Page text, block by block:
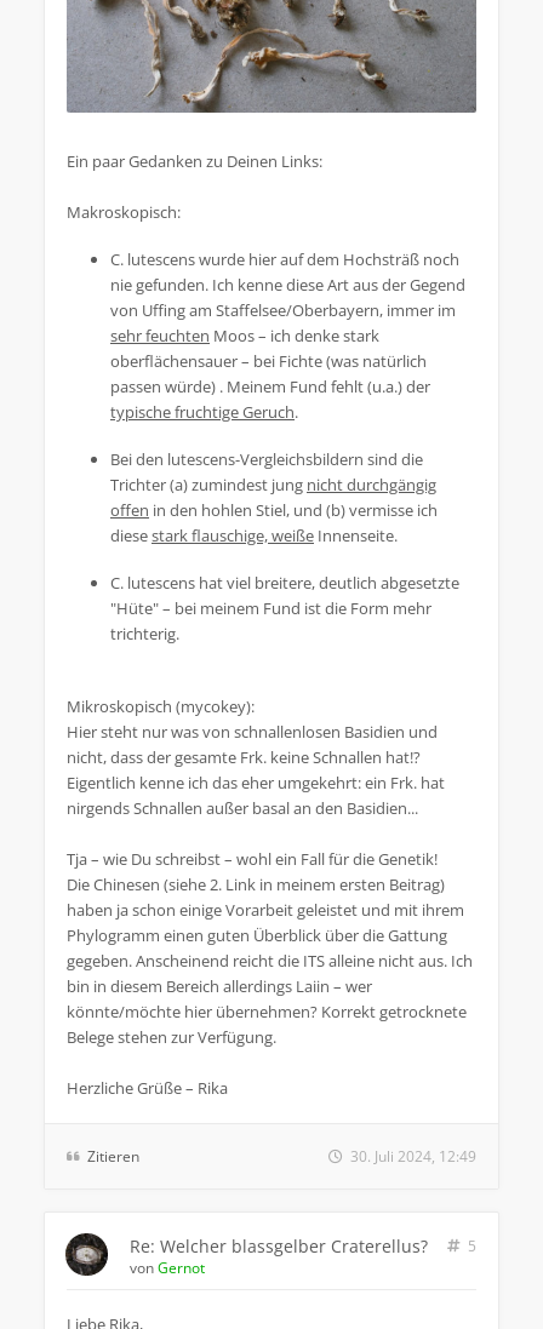
Ein paar Gedanken zu Deinen Links:
Makroskopisch:
C. lutescens wurde hier auf dem Hochsträß noch
nie gefunden. Ich kenne diese Art aus der Gegend
von Uffing am Staffelsee/Oberbayern, immer im
sehr feuchten Moos – ich denke stark
oberflächensauer – bei Fichte (was natürlich
passen würde) . Meinem Fund fehlt (u.a.) der
typische fruchtige Geruch.
Bei den lutescens-Vergleichsbildern sind die
Trichter (a) zumindest jung nicht durchgängig
offen in den hohlen Stiel, und (b) vermisse ich
diesestark flauschige, weiße Innenseite.
C. lutescens hat viel breitere, deutlich abgesetzte
"Hüte" – bei meinem Fund ist die Form mehr
trichterig.
Mikroskopisch (mycokey):
Hier steht nur was von schnallenlosen Basidien und
nicht, dass der gesamte Frk. keine Schnallen hat!?
Eigentlich kenne ich das eher umgekehrt: ein Frk. hat
nirgends Schnallen außer basal an den Basidien...
Tja – wie Du schreibst – wohl ein Fall für die Genetik!
Die Chinesen (siehe 2. Link in meinem ersten Beitrag)
haben ja schon einige Vorarbeit geleistet und mit ihrem
Phylogramm einen guten Überblick über die Gattung
gegeben. Anscheinend reicht die ITS alleine nicht aus. Ich
bin in diesem Bereich allerdings Laiin – wer
könnte/möchte hier übernehmen? Korrekt getrocknete
Belege stehen zur Verfügung.
Herzliche Grüße – Rika
Zitieren 30. Juli 2024, 12:49
Re: Welcher blassgelber Craterellus?
5
vonGernot